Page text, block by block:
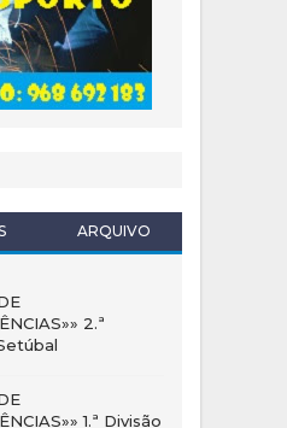
ARQUIVO
2.ª
1.ª Divisão